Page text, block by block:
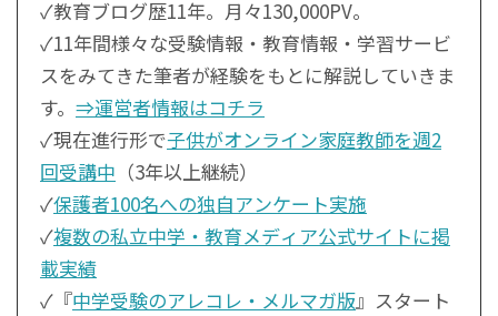
✓教育ブログ歴11年。月々130,000PV。
✓11年間様々な受験情報・教育情報・学習サービ
スをみてきた筆者が経験をもとに解説していきま
す。 ⇒運営者情報はコチラ
✓現在進行形で子供がオンライン家庭教師を週2
回受講中 （3年以上継続）
✓保護者100名への独自アンケート実施
✓複数の私立中学・教育メディア公式サイトに掲
載実績
✓『中学受験のアレコレ・メルマガ版』スタート